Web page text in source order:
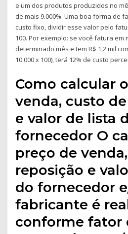
e um dos produtos produzidos no
de mais 9.000%. Uma boa forma de
custo fixo, dividir esse valor pelo
100. Por exemplo: se você fatura em
determinado mês e tem R$ 1,2 mil
10.000 x 100), terá 12% de custo
Como calcular
venda, custo
e valor de lista
fornecedor O
preço de
reposição e
do fornecedor
fabricante é
conforme fator